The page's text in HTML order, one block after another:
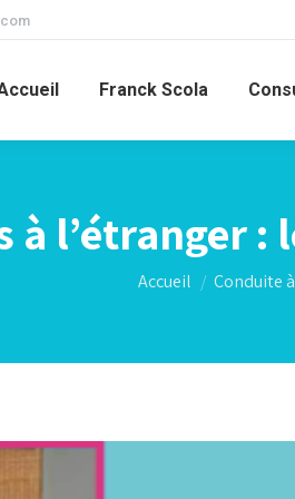
Franck Scola
à l’étranger
Vous êtes ici :
Accueil Conduite